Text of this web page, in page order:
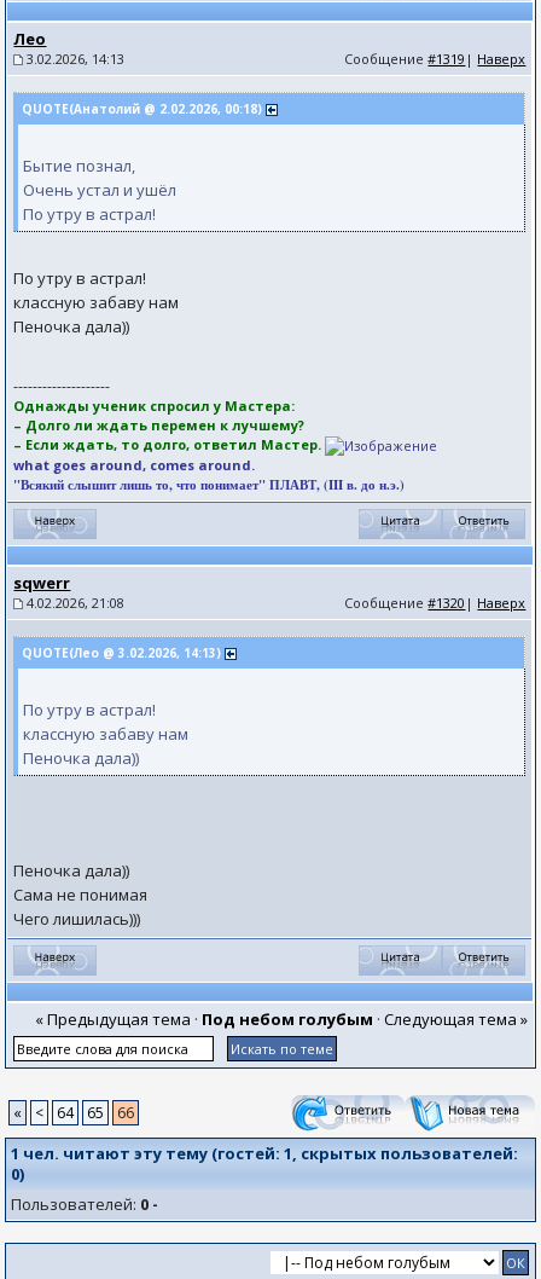
Лео
3.02.2026, 14:13 Сообщение#1319 | Наверх
QUOTE(Анатолий @ 2.02.2026, 00:18)
Бытие познал,
Очень устал и ушёл
По утру в астрал!
По утру в астрал!
классную забаву нам
Пеночка дала))
--------------------
Однажды ученик спросил у Мастера:
– Долго ли ждать перемен к лучшему?
– Если ждать, то долго, ответил Мастер.
what goes around, comes around.
"Всякий слышит лишь то, что понимает" ПЛАВТ, (III в. до н.э.)
sqwerr
4.02.2026, 21:08 Сообщение#1320 | Наверх
QUOTE(Лео @ 3.02.2026, 14:13)
По утру в астрал!
классную забаву нам
Пеночка дала))
Пеночка дала))
Сама не понимая
Чего лишилась)))
« Предыдущая тема · Под небом голубым · Следующая тема »
« < 64 65 66
1 чел. читают эту тему (гостей:1, скрытых пользователей:
0)
Пользователей: 0 -